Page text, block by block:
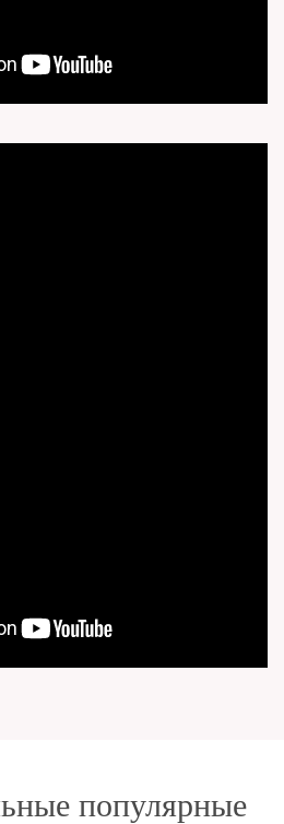
популярные